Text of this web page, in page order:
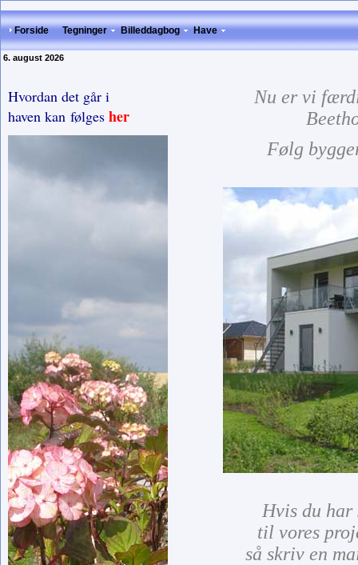
Forside Tegninger Billeddagbog Have
6. august 2026
Hvordan det går i
haven kan følges her
Nu er vi
Følg
Hvis du har
til vores
så skriv en